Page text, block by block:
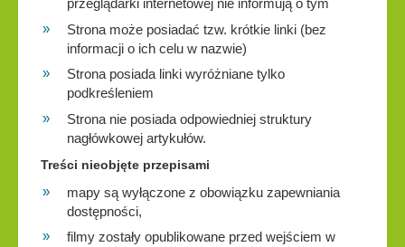
przeglądarki internetowej nie informują o tym
Strona może posiadać tzw. krótkie linki (bez
informacji o ich celu w nazwie)
Strona posiada linki wyróżniane tylko
podkreśleniem
Strona nie posiada odpowiedniej struktury
nagłówkowej artykułów.
Treści nieobjęte przepisami
mapy są wyłączone z obowiązku zapewniania
dostępności,
filmy zostały opublikowane przed wejściem w